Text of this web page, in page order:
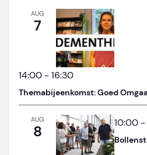
AUG
7
14:00 -16:30
Themabijeenkomst: Goed
AUG
8 10:00 -